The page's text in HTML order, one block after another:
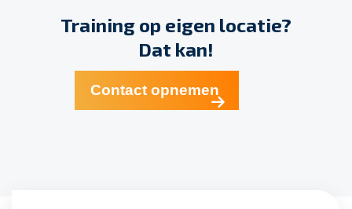
Training op eigen locatie?
Dat kan!
Contact opnemen